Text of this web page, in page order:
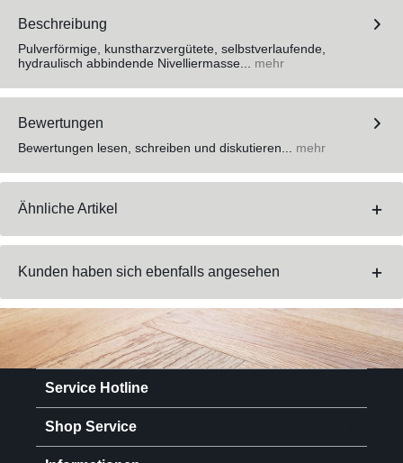
Beschreibung
Pulverförmige, kunstharzvergütete, selbstverlaufende,
hydraulisch abbindende Nivelliermasse... mehr
Bewertungen
Bewertungen lesen, schreiben und diskutieren... mehr
Ähnliche Artikel
Kunden haben sich ebenfalls angesehen
Service Hotline
Shop Service